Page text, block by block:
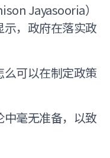
Jayasooria）
，政府在落实政
可以在制定政策
毫无准备，以致